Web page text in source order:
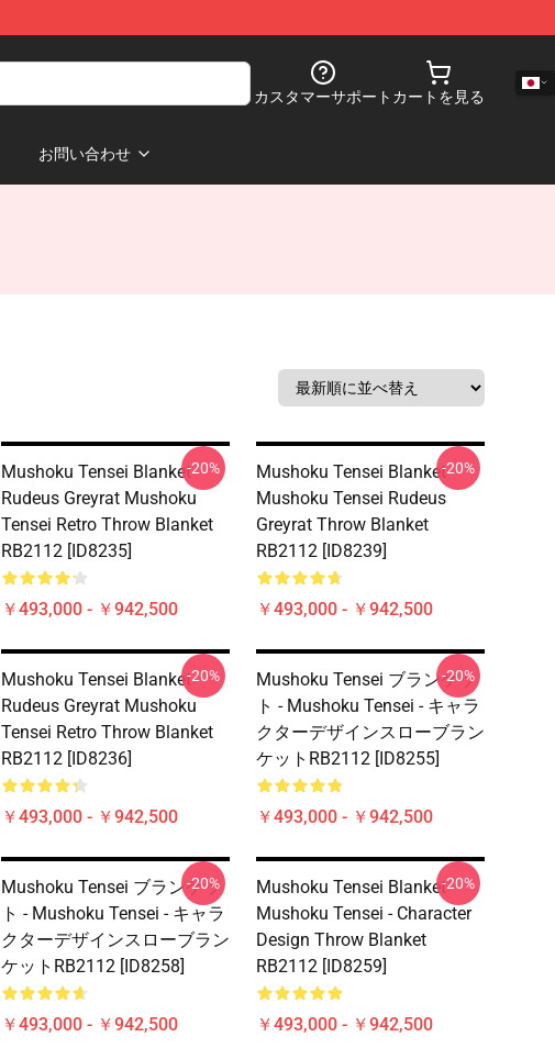
カスタマーサポート カートを見る
お問い合わせ
Mushoku Tensei Blanket -
Rudeus Greyrat Mushoku
Tensei Retro Throw Blanket
RB2112 [ID8235]
￥493,000 - ￥942,500
-20%
Mushoku Tensei Blanket -
Mushoku Tensei Rudeus
Greyrat Throw Blanket
RB2112 [ID8239]
￥493,000 - ￥942,500
-20%
Mushoku Tensei Blanket -
Rudeus Greyrat Mushoku
Tensei Retro Throw Blanket
RB2112 [ID8236]
￥493,000 - ￥942,500
-20%
Mushoku Tensei ブランケッ
ト - Mushoku Tensei - キャラ
クターデザインスローブラン
ケットRB2112 [ID8255]
￥493,000 - ￥942,500
-20%
Mushoku Tensei ブランケッ
ト - Mushoku Tensei - キャラ
クターデザインスローブラン
ケットRB2112 [ID8258]
￥493,000 - ￥942,500
-20%
Mushoku Tensei Blanket -
Mushoku Tensei - Character
Design Throw Blanket
RB2112 [ID8259]
￥493,000 - ￥942,500
-20%